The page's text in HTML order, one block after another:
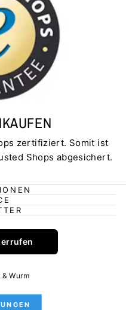
zertifiziert. Somit ist
Shops abgesichert.
Wurm